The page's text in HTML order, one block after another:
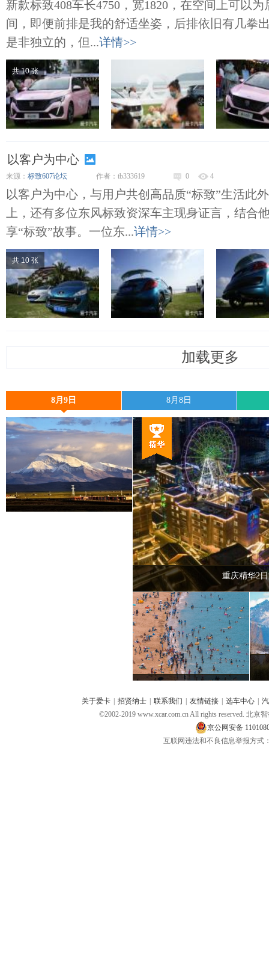
新款标致408车长4750，宽1820，在空间上可以
间，即便前排是我的舒适坐姿，后排依旧有几拳
是非独立的，但...详情>>
共 10 张
以客户为中心
来源： 标致607论坛 作者：tb333619 0 4
以客户为中心，与用户共创高品质“标致”生活此
上，还有多位东风标致资深车主现身证言，结合
享“标致”故事。一位东...详情>>
共 10 张
加载更多
8月9日 8月8日
重庆精华2
关于爱卡 招贤纳士 联系我们 友情链接 选车中心
©2002-2019 www.xcar.com.cn All rights reserved. 北
京公网安备
互联网违法和不良信息举报方式